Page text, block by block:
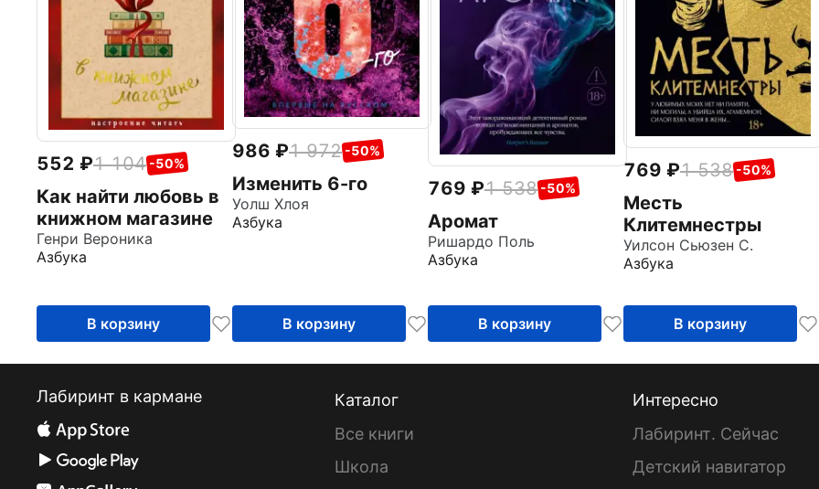
552 1 104 -50%
Как найти любовь в
книжном магазине
Генри Вероника
Азбука
В корзину
986 1 972 -50%
Изменить 6-го
Уолш Хлоя
Азбука
В корзину
769 1 538 -50%
Аромат
Ришардо Поль
Азбука
В корзину
769 1 538 -50%
Месть
Клитемнестры
Уилсон Сьюзен С.
Азбука
В корзину
Лабиринт в кармане
Каталог
Все книги
Школа
Интересно
Лабиринт. Сейчас
Детский навигатор